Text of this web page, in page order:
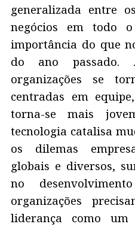
generalizada entre
negócios em todo
importância do que
do ano
organizações se
centradas em
torna-se mais
tecnologia catalisa
os dilemas
globais e diversos,
no
organizações
liderança como